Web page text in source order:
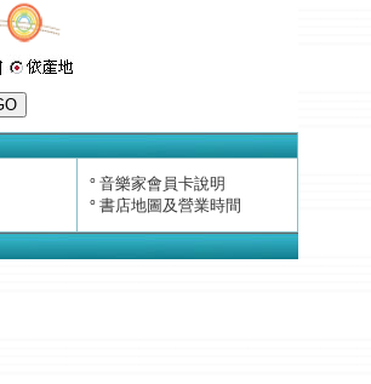
° 音樂家會員卡說明
° 書店地圖及營業時間